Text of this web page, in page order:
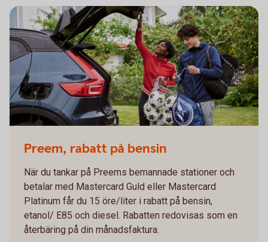
Preem, rabatt på bensin
När du tankar på Preems bemannade stationer och
betalar med Mastercard Guld eller Mastercard
Platinum får du 15 öre/liter i rabatt på bensin,
etanol/ E85 och diesel. Rabatten redovisas som en
återbäring på din månadsfaktura.